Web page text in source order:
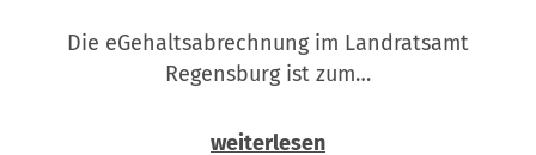
Die eGehaltsabrechnung im Landratsamt
Regensburg ist zum…
weiterlesen